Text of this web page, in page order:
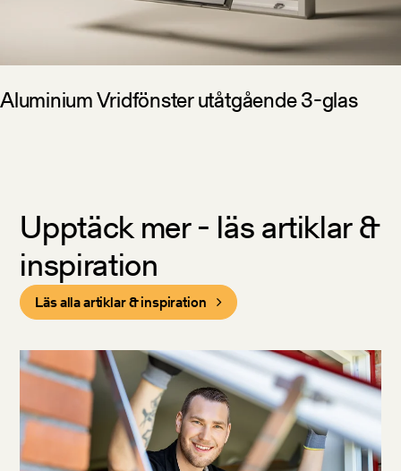
Aluminium Vridfönster utåtgående 3-glas
Upptäck mer - läs artiklar &
inspiration
Läs alla artiklar & inspiration